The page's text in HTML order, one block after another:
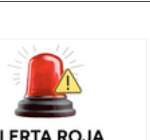
Directorio de
ACHE,
Iglesia de Santa